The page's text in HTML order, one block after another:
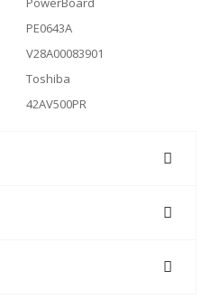
PE0643A
V28A00083901
Toshiba
42AV500PR